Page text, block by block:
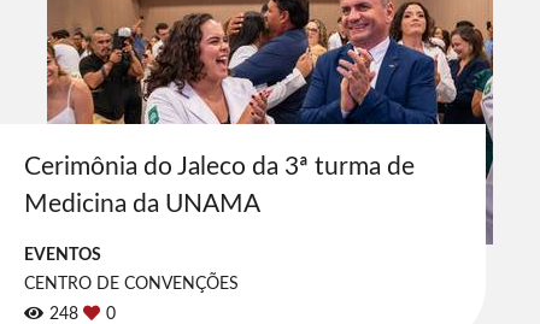
Cerimônia do Jaleco da 3ª turma de
Medicina da UNAMA
EVENTOS
CENTRO DE CONVENÇÕES
248
0